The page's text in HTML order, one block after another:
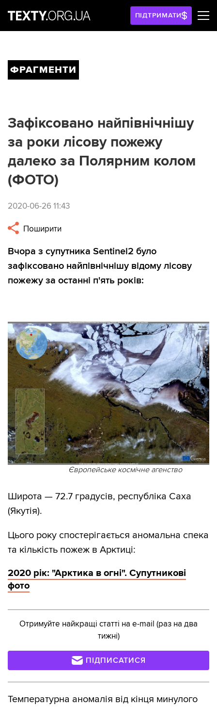
ПІДТРИМАТИ
ФРАГМЕНТИ
Зафіксовано найпівнічнішу
за роки лісову пожежу
далеко за Полярним колом
(ФОТО)
2020-06-26 11:43
Поширити
Вчора з супутника Sentinel2 було
зафіксовано найпівнічнішу відому лісову
пожежу за останні п'ять років:
Європейське космічне агенство
Широта — 72.7 градусів, республіка Саха
(Якутія).
Цього року спостерігається аномальна спека
та кількість пожеж в Арктиці:
2020 рік: "Арктика в огні". Супутникові
фото
Отримуйте найкращі статті на e-mail (раз на два
тижні)
ПІДПИСАТИСЯ
Температурна аномалія від кінця минулого